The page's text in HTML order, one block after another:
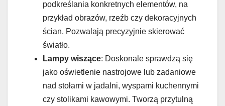
podkreślania konkretnych elementów, na
przykład obrazów, rzeźb czy dekoracyjnych
ścian. Pozwalają precyzyjnie skierować
światło.
Lampy wiszące: Doskonale sprawdzą się
jako oświetlenie nastrojowe lub zadaniowe
nad stołami w jadalni, wyspami kuchennymi
czy stolikami kawowymi. Tworzą przytulną